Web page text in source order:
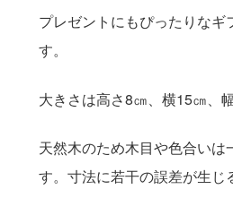
送料について
プレゼントにもぴったりなギ
す。
大きさは高さ8㎝、横15㎝、幅
天然木のため木目や色合いは
す。寸法に若干の誤差が生じ